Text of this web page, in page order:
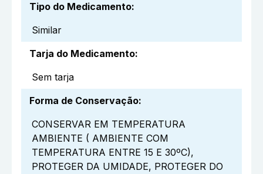
Tipo do Medicamento:
Similar
Tarja do Medicamento:
Sem tarja
Forma de Conservação:
CONSERVAR EM TEMPERATURA
AMBIENTE ( AMBIENTE COM
TEMPERATURA ENTRE 15 E 30ºC),
PROTEGER DA UMIDADE, PROTEGER DO